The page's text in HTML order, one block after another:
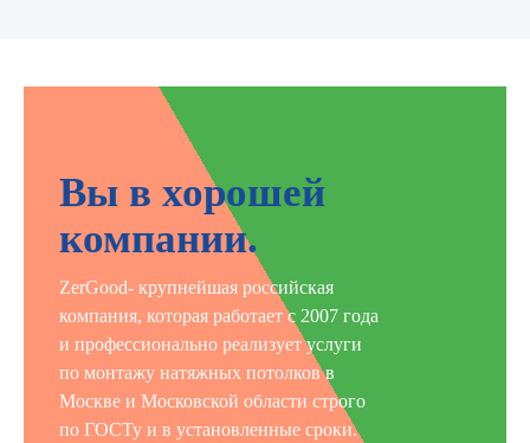
Вы в хорошей
компании.
ZerGood- крупнейшая российская
компания, которая работает с 2007 года
и профессионально реализует услуги
по монтажу натяжных потолков в
Москве и Московской области строго
по ГОСТу и в установленные сроки.